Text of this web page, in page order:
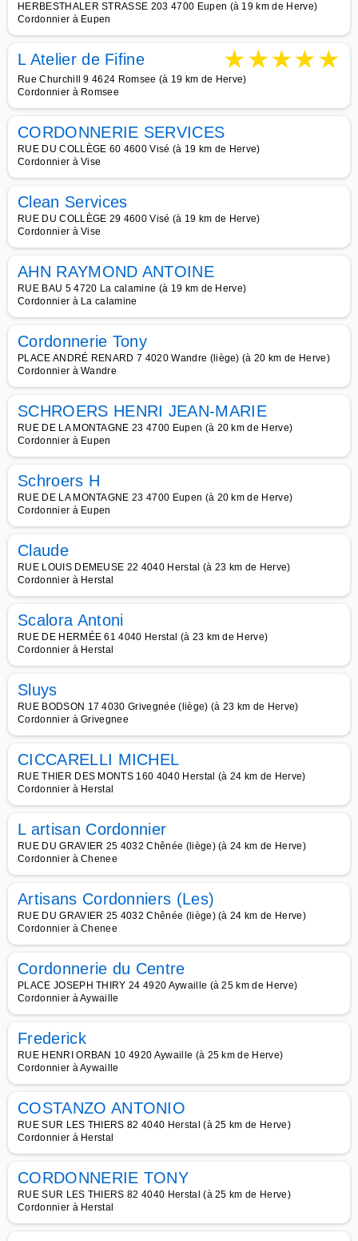
HERBESTHALER STRASSE 203 4700 Eupen (à 19 km de Herve)
Cordonnier à Eupen
L Atelier de Fifine ★★★★★
Rue Churchill 9 4624 Romsee (à 19 km de Herve)
Cordonnier à Romsee
CORDONNERIE SERVICES
RUE DU COLLÈGE 60 4600 Visé (à 19 km de Herve)
Cordonnier à Vise
Clean Services
RUE DU COLLÈGE 29 4600 Visé (à 19 km de Herve)
Cordonnier à Vise
AHN RAYMOND ANTOINE
RUE BAU 5 4720 La calamine (à 19 km de Herve)
Cordonnier à La calamine
Cordonnerie Tony
PLACE ANDRÉ RENARD 7 4020 Wandre (liège) (à 20 km de Herve)
Cordonnier à Wandre
SCHROERS HENRI JEAN-MARIE
RUE DE LA MONTAGNE 23 4700 Eupen (à 20 km de Herve)
Cordonnier à Eupen
Schroers H
RUE DE LA MONTAGNE 23 4700 Eupen (à 20 km de Herve)
Cordonnier à Eupen
Claude
RUE LOUIS DEMEUSE 22 4040 Herstal (à 23 km de Herve)
Cordonnier à Herstal
Scalora Antoni
RUE DE HERMÉE 61 4040 Herstal (à 23 km de Herve)
Cordonnier à Herstal
Sluys
RUE BODSON 17 4030 Grivegnée (liège) (à 23 km de Herve)
Cordonnier à Grivegnee
CICCARELLI MICHEL
RUE THIER DES MONTS 160 4040 Herstal (à 24 km de Herve)
Cordonnier à Herstal
L artisan Cordonnier
RUE DU GRAVIER 25 4032 Chênée (liège) (à 24 km de Herve)
Cordonnier à Chenee
Artisans Cordonniers (Les)
RUE DU GRAVIER 25 4032 Chênée (liège) (à 24 km de Herve)
Cordonnier à Chenee
Cordonnerie du Centre
PLACE JOSEPH THIRY 24 4920 Aywaille (à 25 km de Herve)
Cordonnier à Aywaille
Frederick
RUE HENRI ORBAN 10 4920 Aywaille (à 25 km de Herve)
Cordonnier à Aywaille
COSTANZO ANTONIO
RUE SUR LES THIERS 82 4040 Herstal (à 25 km de Herve)
Cordonnier à Herstal
CORDONNERIE TONY
RUE SUR LES THIERS 82 4040 Herstal (à 25 km de Herve)
Cordonnier à Herstal